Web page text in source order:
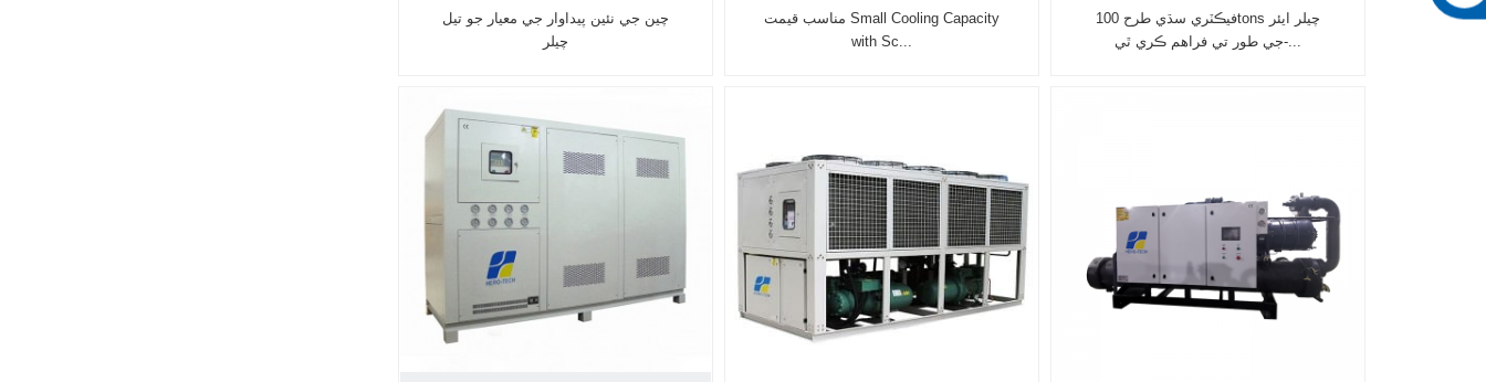
چين جي نئين پيداوار جي معيار جو تيل
چيلر
مناسب قيمت Small Cooling Capacity
with Sc...
فيڪٽري سڌي طرح 100tons چيلر ايئر
جي طور تي فراهم ڪري ٿي-...